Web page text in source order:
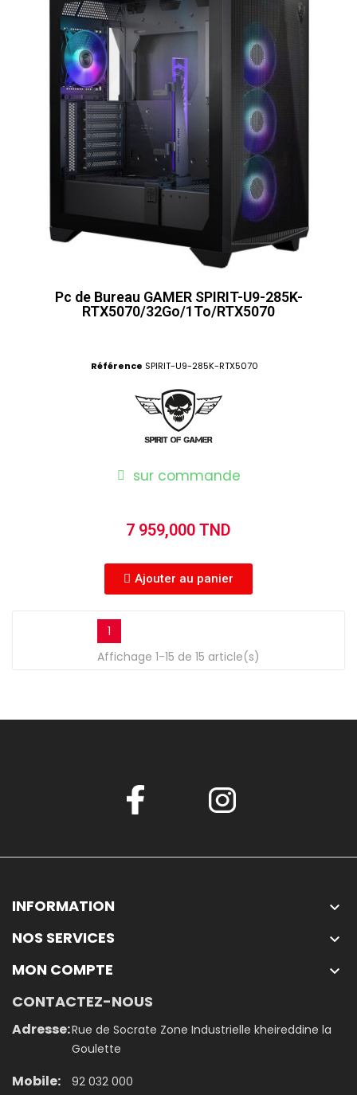
Pc de Bureau GAMER SPIRIT-U9-285K-
RTX5070/32Go/1To/RTX5070
Référence SPIRIT-U9-285K-RTX5070
sur commande
7 959,000 TND
Ajouter au panier
1
Affichage 1-15 de 15 article(s)
INFORMATION 
NOS SERVICES 
MON COMPTE 
CONTACTEZ-NOUS
Adresse:Rue de Socrate Zone Industrielle kheireddine la
Goulette
Mobile: 92 032 000